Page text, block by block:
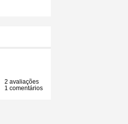
2 avaliações
1 comentários